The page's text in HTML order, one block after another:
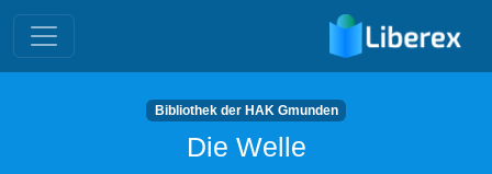
Bibliothek der HAK Gmunden
Die Welle